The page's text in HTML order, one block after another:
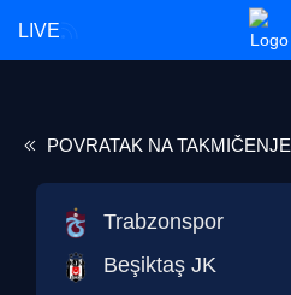
LIVE
POVRATAK NA TAKMIČENJE
Trabzonspor
Beşiktaş JK